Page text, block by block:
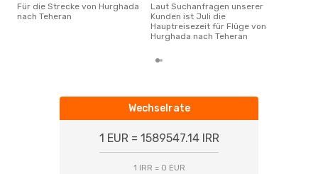
Für die Strecke von Hurghada
nach Teheran
Laut Suchanfragen unserer
Kunden ist Juli die
Hauptreisezeit für Flüge von
Hurghada nach Teheran
Wechselrate
1 EUR = 1589547.14 IRR
1 IRR = 0 EUR